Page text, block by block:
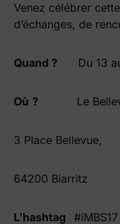
Venez célébrer
d’échanges, de
Quand ? Du 13
Où ? Le
3 Place Bellevue,
64200 Biarritz
L’hashtag #iMBS17